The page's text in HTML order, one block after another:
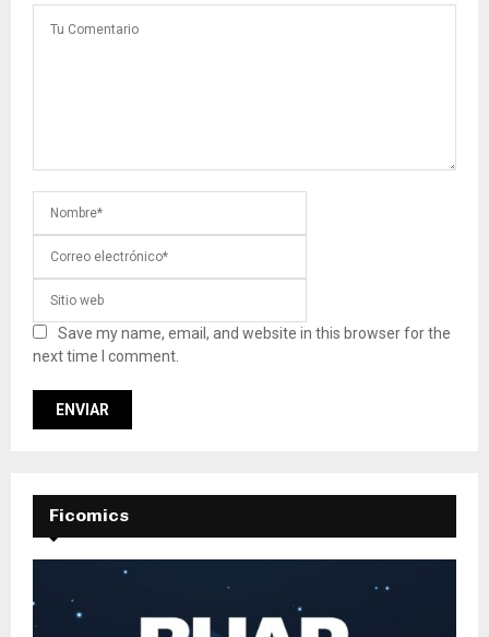
Save my name, email, and website in this browser for the
next time I comment.
Ficomics